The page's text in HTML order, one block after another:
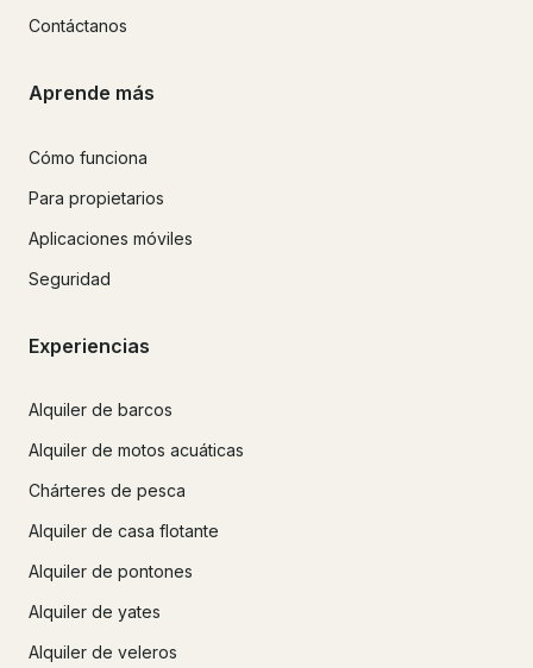
Contáctanos
Aprende más
Cómo funciona
Para propietarios
Aplicaciones móviles
Seguridad
Experiencias
Alquiler de barcos
Alquiler de motos acuáticas
Chárteres de pesca
Alquiler de casa flotante
Alquiler de pontones
Alquiler de yates
Alquiler de veleros